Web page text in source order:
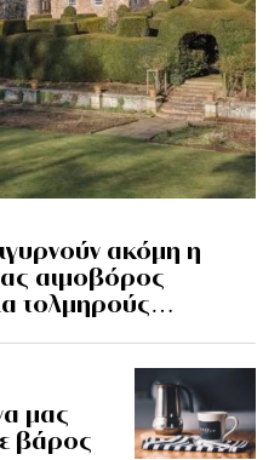
ακόμη η
αιμοβόρος
τολμηρούς…
μας
βάρος